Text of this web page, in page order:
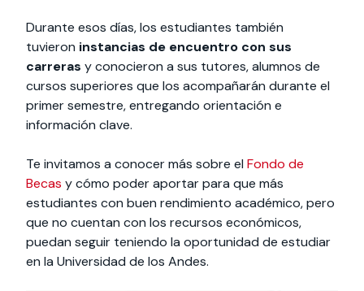
Durante esos días, los estudiantes también
tuvieron instancias de encuentro con sus
carreras y conocieron a sus tutores, alumnos de
cursos superiores que los acompañarán durante el
primer semestre, entregando orientación e
información clave.
Te invitamos a conocer más sobre el Fondo de
Becas y cómo poder aportar para que más
estudiantes con buen rendimiento académico, pero
que no cuentan con los recursos económicos,
puedan seguir teniendo la oportunidad de estudiar
en la Universidad de los Andes.